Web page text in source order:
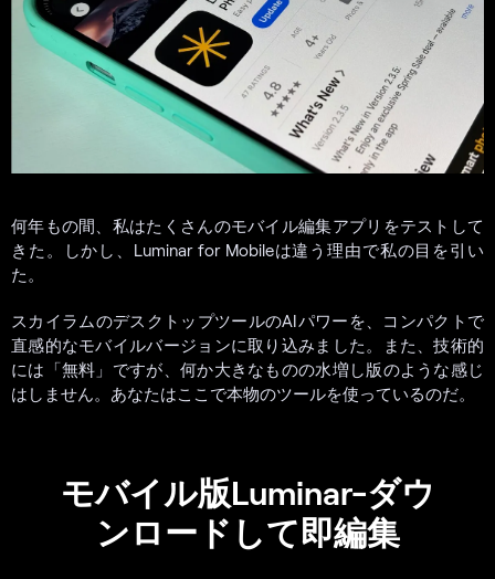
何年もの間、私はたくさんのモバイル編集アプリをテストして
きた。しかし、Luminar for Mobileは違う理由で私の目を引い
た。
スカイラムのデスクトップツールのAIパワーを、コンパクトで
直感的なモバイルバージョンに取り込みました。また、技術的
には「無料」ですが、何か大きなものの水増し版のような感じ
はしません。あなたはここで本物のツールを使っているのだ。
モバイル版Luminar-ダウ
ンロードして即編集